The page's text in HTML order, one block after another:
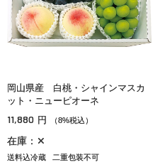
岡山県産 白桃・シャインマスカ
ット・ニューピオーネ
11,880 円 （8%税込）
在庫：✕
送料込冷蔵 二重包装不可